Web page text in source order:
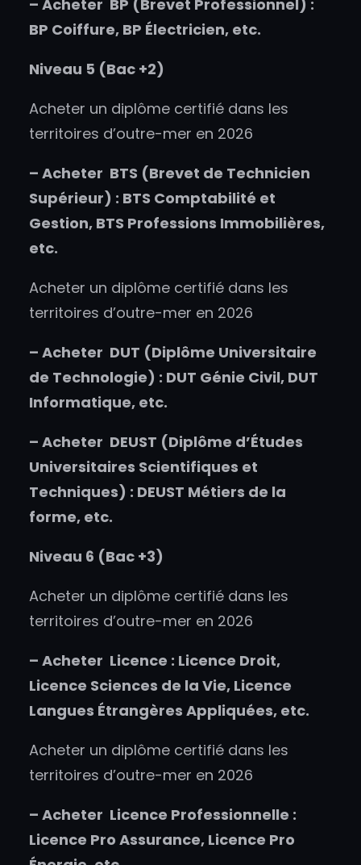
– Acheter BP (Brevet Professionnel) :
BP Coiffure, BP Électricien, etc.
Niveau 5 (Bac +2)
Acheter un diplôme certifié dans les
territoires d’outre-mer en 2026
– Acheter BTS (Brevet de Technicien
Supérieur) : BTS Comptabilité et
Gestion, BTS Professions Immobilières,
etc.
Acheter un diplôme certifié dans les
territoires d’outre-mer en 2026
– Acheter DUT (Diplôme Universitaire
de Technologie) : DUT Génie Civil, DUT
Informatique, etc.
– Acheter DEUST (Diplôme d’Études
Universitaires Scientifiques et
Techniques) : DEUST Métiers de la
forme, etc.
Niveau 6 (Bac +3)
Acheter un diplôme certifié dans les
territoires d’outre-mer en 2026
– Acheter Licence : Licence Droit,
Licence Sciences de la Vie, Licence
Langues Étrangères Appliquées, etc.
Acheter un diplôme certifié dans les
territoires d’outre-mer en 2026
– Acheter Licence Professionnelle :
Licence Pro Assurance, Licence Pro